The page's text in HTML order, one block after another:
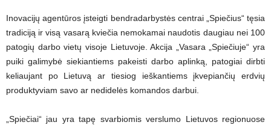
Inovacijų agentūros įsteigti bendradarbystės centrai „Spiečius“ tęsia
tradiciją ir visą vasarą kviečia nemokamai naudotis daugiau nei 100
patogių darbo vietų visoje Lietuvoje. Akcija „Vasara „Spiečiuje“ yra
puiki galimybė siekiantiems pakeisti darbo aplinką, patogiai dirbti
keliaujant po Lietuvą ar tiesiog ieškantiems įkvepiančių erdvių
produktyviam savo ar nedidelės komandos darbui.
„Spiečiai“ jau yra tapę svarbiomis verslumo Lietuvos regionuose